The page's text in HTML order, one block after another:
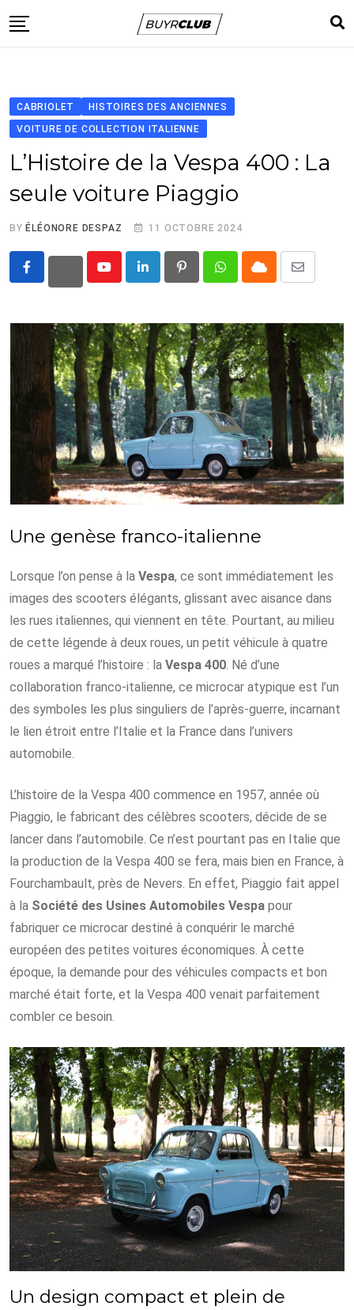
to
App
CABRIOLET
HISTOIRES DES ANCIENNES
VOITURE DE COLLECTION ITALIENNE
L’Histoire de la Vespa 400 : La
seule voiture Piaggio
BY ÉLÉONORE DESPAZ 11 OCTOBRE 2024
YoutubeLinkedIn PinterestWhatsappCloud
Share
Email
Une genèse franco-italienne
Lorsque l’on pense à la Vespa, ce sont immédiatement les
images des scooters élégants, glissant avec aisance dans
les rues italiennes, qui viennent en tête. Pourtant, au milieu
de cette légende à deux roues, un petit véhicule à quatre
roues a marqué l’histoire : la Vespa 400. Né d’une
collaboration franco-italienne, ce microcar atypique est l’un
des symboles les plus singuliers de l’après-guerre, incarnant
le lien étroit entre l’Italie et la France dans l’univers
automobile.
L’histoire de la Vespa 400 commence en 1957, année où
Piaggio, le fabricant des célèbres scooters, décide de se
lancer dans l’automobile. Ce n’est pourtant pas en Italie que
la production de la Vespa 400 se fera, mais bien en France, à
Fourchambault, près de Nevers. En effet, Piaggio fait appel
à la Société des Usines Automobiles Vespa pour
fabriquer ce microcar destiné à conquérir le marché
européen des petites voitures économiques. À cette
époque, la demande pour des véhicules compacts et bon
marché était forte, et la Vespa 400 venait parfaitement
combler ce besoin.
Un design compact et plein de